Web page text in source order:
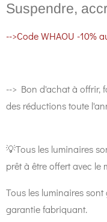
Suspendre,
-->Code WHAOU -10%
--> Bon d'achat à offrir,
des réductions toute
💡Tous les luminaires
prêt à être offert avec le
Tous les luminaires
garantie fabriquant.